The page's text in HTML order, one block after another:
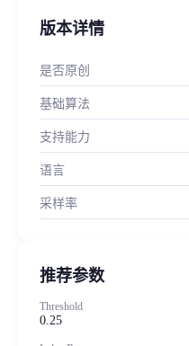
版本详情
是否原创
基础算法
支持能力
语言
采样率
推荐参数
Threshold
0.25